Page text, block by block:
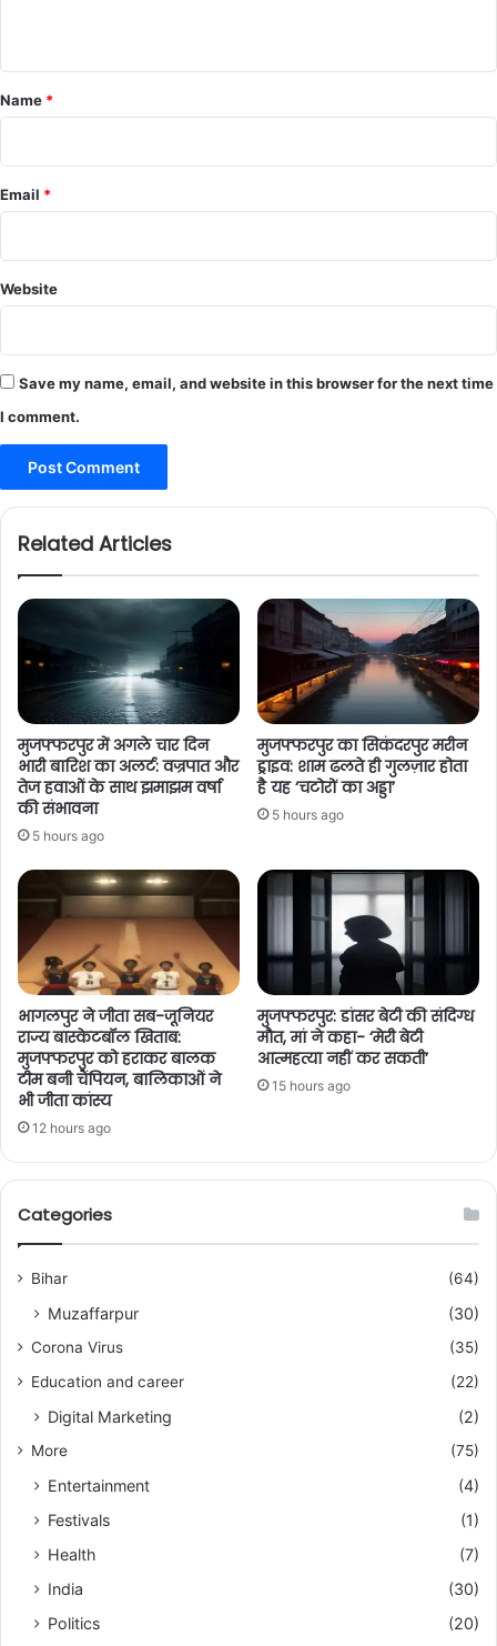
*
Name *
Email *
Website
Save my name, email, and website in this browser for the next time
I comment.
Related Articles
मुजफ्फरपुर में अगले चार दिन
भारी बारिश का अलर्ट: वज्रपात और
तेज हवाओं के साथ झमाझम वर्षा
की संभावना
5 hours ago
मुजफ्फरपुर का सिकंदरपुर मरीन
ड्राइव: शाम ढलते ही गुलज़ार होता
है यह ‘चटोरों का अड्डा’
5 hours ago
भागलपुर ने जीता सब-जूनियर
राज्य बास्केटबॉल खिताब:
मुजफ्फरपुर को हराकर बालक
टीम बनी चैंपियन, बालिकाओं ने
भी जीता कांस्य
12 hours ago
मुजफ्फरपुर: डांसर बेटी की संदिग्ध
मौत, मां ने कहा- ‘मेरी बेटी
आत्महत्या नहीं कर सकती’
15 hours ago
Categories
Bihar (64)
Muzaffarpur (30)
Corona Virus
(35)
Education and career
(22)
Digital Marketing (2)
More (75)
Entertainment
(4)
Festivals
(1)
Health
(7)
India
(30)
Politics
(20)